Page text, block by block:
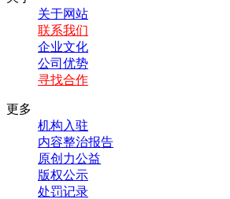
关于网站
联系我们
企业文化
公司优势
寻找合作
更多
机构入驻
内容整治报告
原创力公益
版权公示
处罚记录